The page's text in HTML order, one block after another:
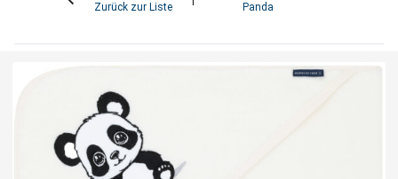
Zurück zur Liste Panda